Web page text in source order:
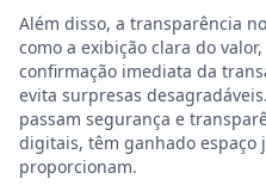
Além disso, a transparência
como a exibição clara do
confirmação imediata da
evita surpresas
passam segurança e
digitais, têm ganhado espaço
proporcionam.